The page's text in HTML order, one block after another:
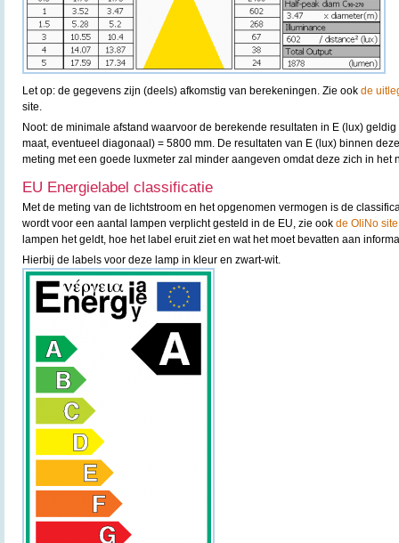
Let op: de gegevens zijn (deels) afkomstig van berekeningen. Zie ook de
site.
Noot: de minimale afstand waarvoor de berekende resultaten in E (lux)
maat, eventueel diagonaal) = 5800 mm. De resultaten van E (lux) binnen
meting met een goede luxmeter zal minder aangeven omdat deze zich in het
EU Energielabel classificatie
Met de meting van de lichtstroom en het opgenomen vermogen is de
wordt voor een aantal lampen verplicht gesteld in de EU, zie ook de OliNo site
lampen het geldt, hoe het label eruit ziet en wat het moet bevatten aan
Hierbij de labels voor deze lamp in kleur en zwart-wit.